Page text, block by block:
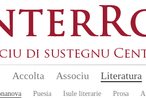
Accolta Associu Literatura
Puesia Isule literarie Prosa